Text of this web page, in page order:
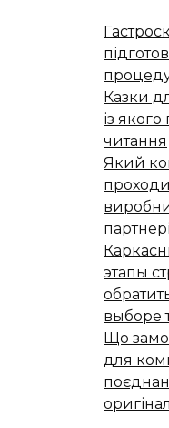
Казки
із
читання
Який
этапы
выборе
Що
для